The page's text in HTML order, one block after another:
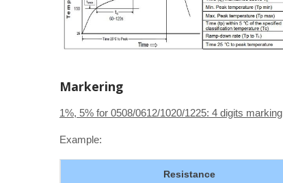
Markering
1%, 5% for 0508/0612/1020/1225: 4 digits marking
Example:
Resistance